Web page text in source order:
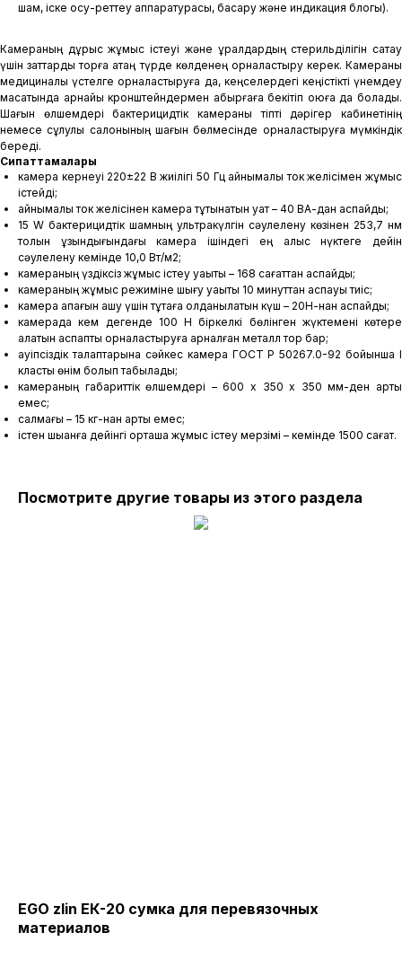
шам, іске қосу-реттеу аппаратурасы, басқару және индикация блогы).
Камераның дұрыс жұмыс істеуі және құралдардың стерильділігін сақтау
үшін заттарды торға қатаң түрде көлденең орналастыру керек. Камераны
медициналық үстелге орналастыруға да, кеңселердегі кеңістікті үнемдеу
мақсатында арнайы кронштейндермен қабырғаға бекітіп қоюға да болады.
Шағын өлшемдері бактерицидтік камераны тіпті дәрігер кабинетінің
немесе сұлулық салонының шағын бөлмесінде орналастыруға мүмкіндік
береді.
Сипаттамалары
камера кернеуі 220±22 В жиілігі 50 Гц айнымалы ток желісімен жұмыс
істейді;
айнымалы ток желісінен камера тұтынатын қуат – 40 ВА-дан аспайды;
15 W бактерицидтік шамның ультракүлгін сәулелену көзінен 253,7 нм
толқын ұзындығындағы камера ішіндегі ең алыс нүктеге дейін
сәулелену кемінде 10,0 Вт/м2;
камераның үздіксіз жұмыс істеу уақыты – 168 сағаттан аспайды;
камераның жұмыс режиміне шығу уақыты 10 минуттан аспауы тиіс;
камера қақпағын ашу үшін тұтқаға қолданылатын күш – 20Н-нан аспайды;
камерада кем дегенде 100 Н біркелкі бөлінген жүктемені көтере
алатын аспапты орналастыруға арналған металл тор бар;
қауіпсіздік талаптарына сәйкес камера ГОСТ Р 50267.0-92 бойынша I
класты өнім болып табылады;
камераның габариттік өлшемдері – 600 х 350 х 350 мм-ден артық
емес;
салмағы – 15 кг-нан артық емес;
істен шыққанға дейінгі орташа жұмыс істеу мерзімі – кемінде 1500 сағат.
Посмотрите другие товары из этого раздела
EGO zlin ЕК-20 сумка для перевязочных
материалов